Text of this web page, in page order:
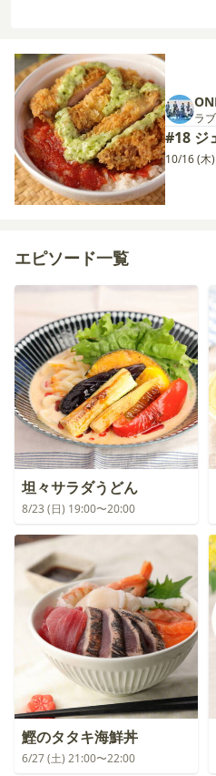
ラ
#18 ジ
10/16 (木
エピソード一覧
坦々サラダうどん
8/23 (日) 19:00〜20:00
鰹のタタキ海鮮丼
6/27 (土) 21:00〜22:00